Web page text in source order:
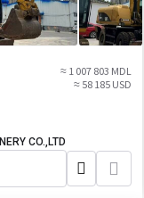
≈ 1 007 803 MDL
≈ 58 185 USD
CO.,LTD